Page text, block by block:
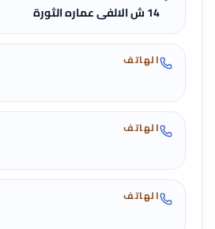
14 ش الالفى عماره الثورة
الهاتف
الهاتف
الهاتف